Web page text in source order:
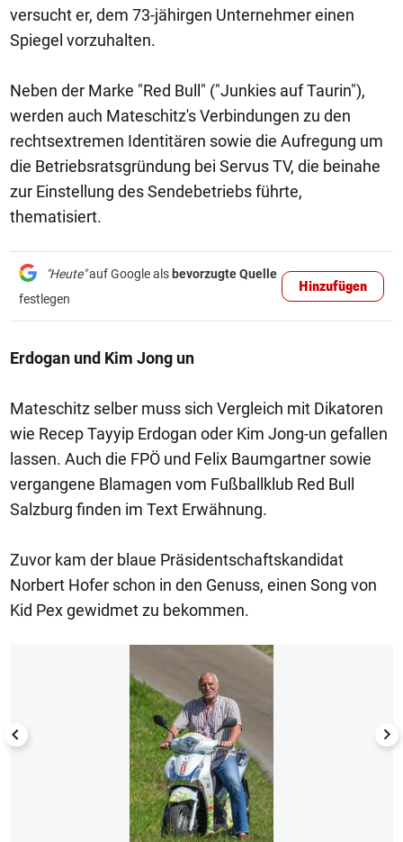
versucht er, dem 73-jähirgen Unternehmer einen
Spiegel vorzuhalten.
Neben der Marke "Red Bull" ("Junkies auf Taurin"),
werden auch Mateschitz's Verbindungen zu den
rechtsextremen Identitären sowie die Aufregung um
die Betriebsratsgründung bei Servus TV, die beinahe
zur Einstellung des Sendebetriebs führte,
thematisiert.
"Heute"auf Google als bevorzugte Quelle
festlegen
Hinzufügen
Erdogan und Kim Jong un
Mateschitz selber muss sich Vergleich mit Dikatoren
wie Recep Tayyip Erdogan oder Kim Jong-un gefallen
lassen. Auch die FPÖ und Felix Baumgartner sowie
vergangene Blamagen vom Fußballklub Red Bull
Salzburg finden im Text Erwähnung.
Zuvor kam der blaue Präsidentschaftskandidat
Norbert Hofer schon in den Genuss, einen Song von
Kid Pex gewidmet zu bekommen.
1/5